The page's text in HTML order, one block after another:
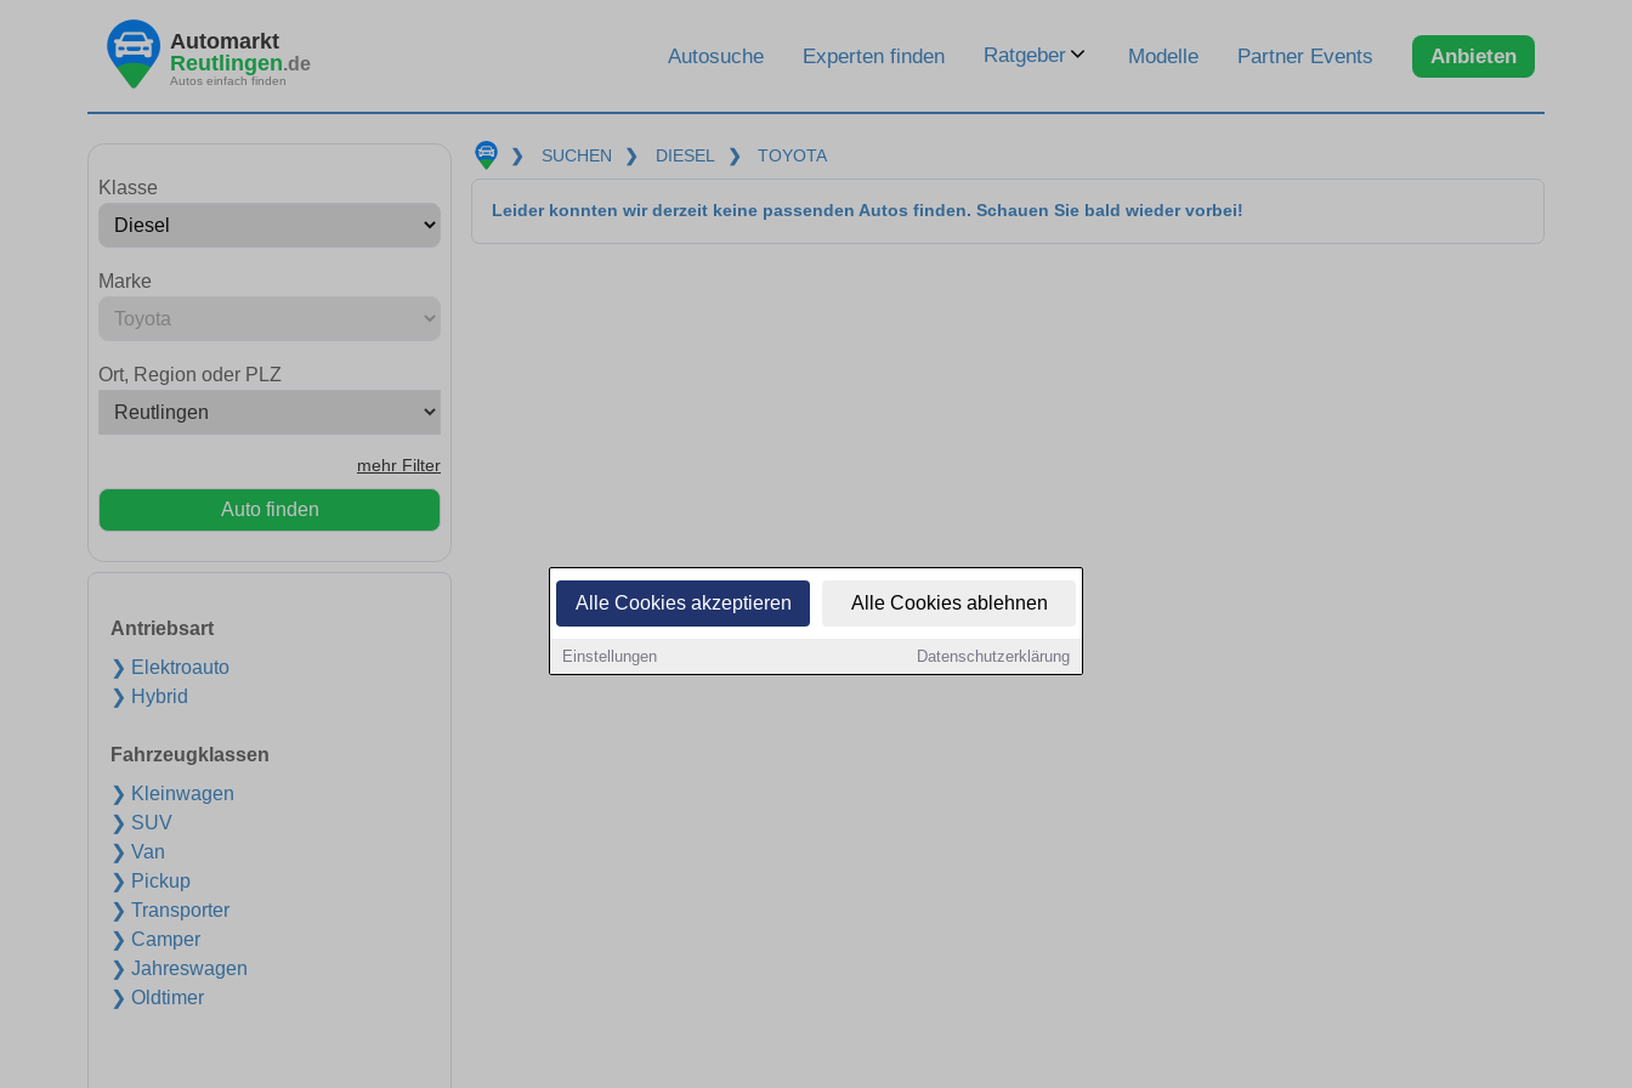
Alle Cookies akzeptieren Alle Cookies ablehnen
Einstellungen Datenschutzerklärung
Automarkt
Reutlingen.de
Autos einfach finden
Autosuche Experten finden Ratgeber Modelle Partner Events Anbieten
Klasse
Marke
Ort, Region oder PLZ
mehr Filter
Auto finden
Antriebsart
❯ Elektroauto
❯ Hybrid
Fahrzeugklassen
❯ Kleinwagen
❯ SUV
❯ Van
❯ Pickup
❯ Transporter
❯ Camper
❯ Jahreswagen
❯ Oldtimer
❯ SUCHEN ❯ DIESEL ❯ TOYOTA
Leider konnten wir derzeit keine passenden Autos finden. Schauen Sie bald wieder vorbei!